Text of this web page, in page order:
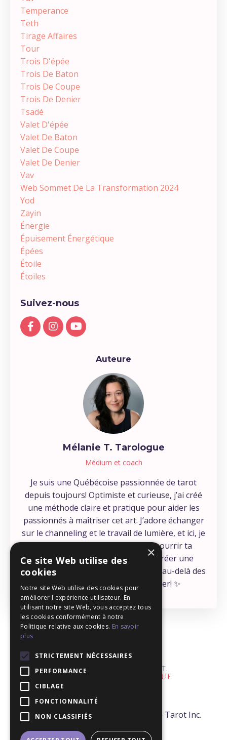
Temperance
Teth
Tirage Affaires
Tour
Trois D'épée
Trois De Baton
Trois De Coupe
Trois De Denier
Tsadé
Valet D'épée
Valet De Baton
Valet De Coupe
Valet De Denier
Vav
Web Sommet De La Transformation 2024
Yod
Zayin
Énergie
Épuisement Énergétique
Épées
Étoile
Étoiles
Suivez-nous
Auteure
Mélanie T. Tarologue
Médium et coach
Je suis une Québécoise passionnée de tarot
depuis toujours! Optimiste et curieuse, j’ai créé
une méthode claire et pratique pour aider les
passionnés à maîtriser cet art. J’adore échanger
sur le channeling et le travail de lumière, et ici, je
partage mes découvertes pour nourrir ta
connexion spirituelle. Mon but? Créer une
communauté où ceux qui ressentent au-delà des
mots peuvent enfin se retrouver! ✨
© 2026 - Mélanie T. Tarologue -École de Tarot Inc.
×
Ce site Web utilise des
cookies
Notre site Web utilise des cookies pour
améliorer l'expérience utilisateur. En
utilisant notre site Web, vous acceptez tous
les cookies conformément à notre
Politique relative aux cookies. En savoir
plus
STRICTEMENT NÉCESSAIRES
PERFORMANCE
CIBLAGE
FONCTIONNALITÉ
NON CLASSIFIÉS